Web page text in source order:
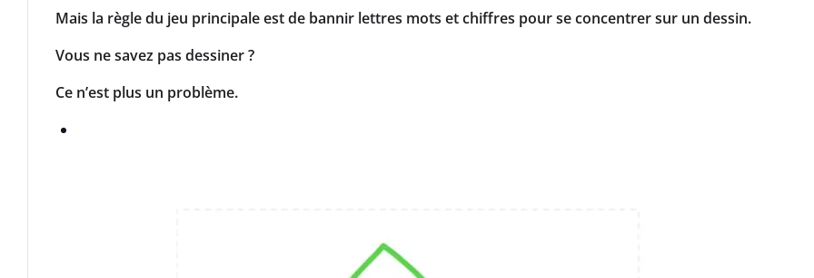
Mais la règle du jeu principale est de bannir lettres mots et chiffres pour se concentrer sur un dessin.
Vous ne savez pas dessiner ?
Ce n’est plus un problème.